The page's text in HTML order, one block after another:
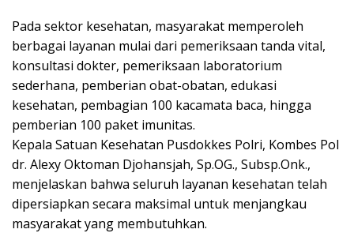
Pada sektor kesehatan, masyarakat memperoleh
berbagai layanan mulai dari pemeriksaan tanda vital,
konsultasi dokter, pemeriksaan laboratorium
sederhana, pemberian obat-obatan, edukasi
kesehatan, pembagian 100 kacamata baca, hingga
pemberian 100 paket imunitas.
Kepala Satuan Kesehatan Pusdokkes Polri, Kombes Pol
dr. Alexy Oktoman Djohansjah, Sp.OG., Subsp.Onk.,
menjelaskan bahwa seluruh layanan kesehatan telah
dipersiapkan secara maksimal untuk menjangkau
masyarakat yang membutuhkan.